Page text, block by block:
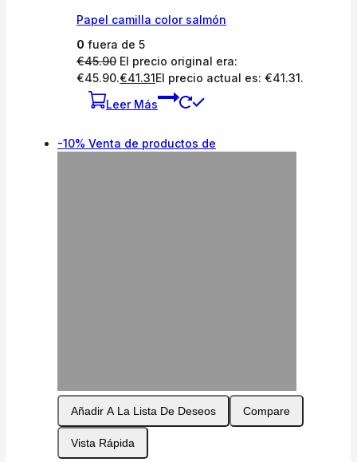
Papel camilla color salmón
0 fuera de 5
€45.90 El precio original era:
€45.90.€41.31El precio actual es: €41.31.
Leer Más
-10% Venta de productos de
Añadir A La Lista De Deseos Compare
Vista Rápida